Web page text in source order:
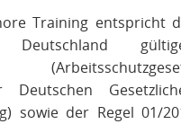
Training entspricht
sowie der Regel 01/